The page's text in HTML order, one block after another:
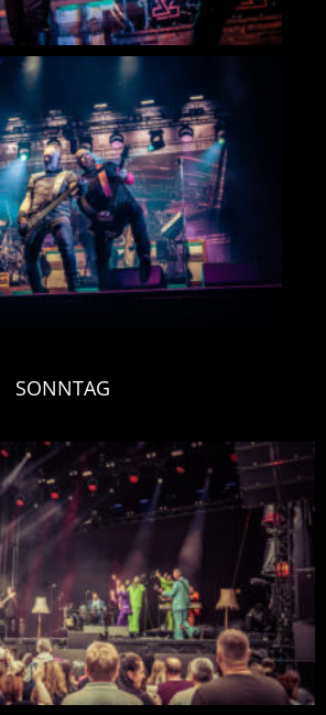
SONNTAG